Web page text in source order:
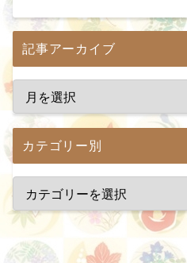
記事アーカイブ
カテゴリー別